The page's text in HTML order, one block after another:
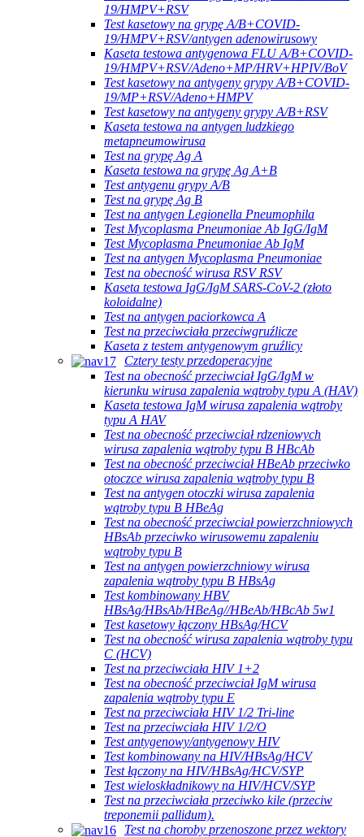
19/HMPV+RSV
Test kasetowy na grypę A/B+COVID-
19/HMPV+RSV/antygen adenowirusowy
Kaseta testowa antygenowa FLU A/B+COVID-
19/HMPV+RSV/Adeno+MP/HRV+HPIV/BoV
Test kasetowy na antygeny grypy A/B+COVID-
19/MP+RSV/Adeno+HMPV
Test kasetowy na antygeny grypy A/B+RSV
Kaseta testowa na antygen ludzkiego
metapneumowirusa
Test na grypę Ag A
Kaseta testowa na grypę Ag A+B
Test antygenu grypy A/B
Test na grypę Ag B
Test na antygen Legionella Pneumophila
Test Mycoplasma Pneumoniae Ab IgG/IgM
Test Mycoplasma Pneumoniae Ab IgM
Test na antygen Mycoplasma Pneumoniae
Test na obecność wirusa RSV RSV
Kaseta testowa IgG/IgM SARS-CoV-2 (złoto
koloidalne)
Test na antygen paciorkowca A
Test na przeciwciała przeciwgruźlicze
Kaseta z testem antygenowym gruźlicy
Cztery testy przedoperacyjne
Test na obecność przeciwciał IgG/IgM w
kierunku wirusa zapalenia wątroby typu A (HAV)
Kaseta testowa IgM wirusa zapalenia wątroby
typu A HAV
Test na obecność przeciwciał rdzeniowych
wirusa zapalenia wątroby typu B HBcAb
Test na obecność przeciwciał HBeAb przeciwko
otoczce wirusa zapalenia wątroby typu B
Test na antygen otoczki wirusa zapalenia
wątroby typu B HBeAg
Test na obecność przeciwciał powierzchniowych
HBsAb przeciwko wirusowemu zapaleniu
wątroby typu B
Test na antygen powierzchniowy wirusa
zapalenia wątroby typu B HBsAg
Test kombinowany HBV
HBsAg/HBsAb/HBeAg//HBeAb/HBcAb 5w1
Test kasetowy łączony HBsAg/HCV
Test na obecność wirusa zapalenia wątroby typu
C (HCV)
Test na przeciwciała HIV 1+2
Test na obecność przeciwciał IgM wirusa
zapalenia wątroby typu E
Test na przeciwciała HIV 1/2 Tri-line
Test na przeciwciała HIV 1/2/O
Test antygenowy/antygenowy HIV
Test kombinowany na HIV/HBsAg/HCV
Test łączony na HIV/HBsAg/HCV/SYP
Test wieloskładnikowy na HIV/HCV/SYP
Test na przeciwciała przeciwko kile (przeciw
treponemii pallidum).
Test na choroby przenoszone przez wektory